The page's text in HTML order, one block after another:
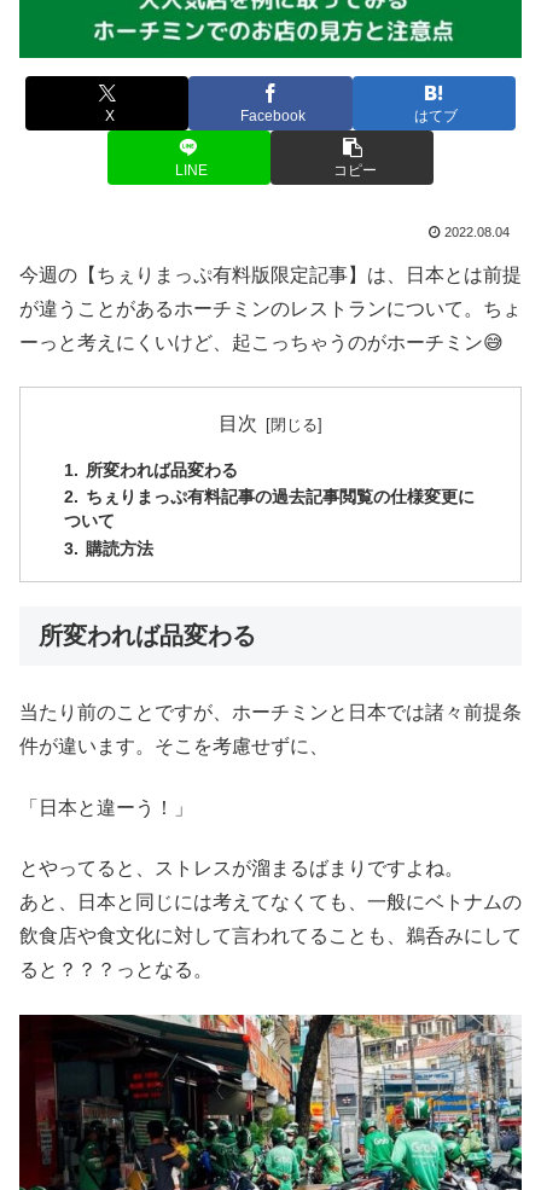
X Facebook はてブ
LINE コピー
2022.08.04
今週の【ちぇりまっぷ有料版限定記事】は、日本とは前提
が違うことがあるホーチミンのレストランについて。ちょ
ーっと考えにくいけど、起こっちゃうのがホーチミン😅
目次
所変われば品変わる
ちぇりまっぷ有料記事の過去記事閲覧の仕様変更に
ついて
購読方法
所変われば品変わる
当たり前のことですが、ホーチミンと日本では諸々前提条
件が違います。そこを考慮せずに、
「日本と違ーう！」
とやってると、ストレスが溜まるばまりですよね。
あと、日本と同じには考えてなくても、一般にベトナムの
飲食店や食文化に対して言われてることも、鵜呑みにして
ると？？？っとなる。